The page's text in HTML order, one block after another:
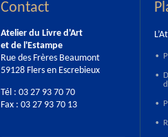
Contact
Atelier du Livre d'Art
et de l'Estampe
Rue des Frères Beaumont
59128 Flers en Escrebieux
Tél : 03 27 93 70 70
Fax : 03 27 93 70 13
•
•
•
•